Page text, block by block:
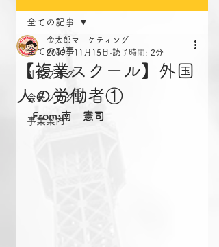
全ての記事
社長ブログ
会長ブログ
事業案内
全ての記事
【複業スクール】外国
人の労働者①
金太郎マーケティング
2019年11月15日 読了時間: 2分
From:南　憲司